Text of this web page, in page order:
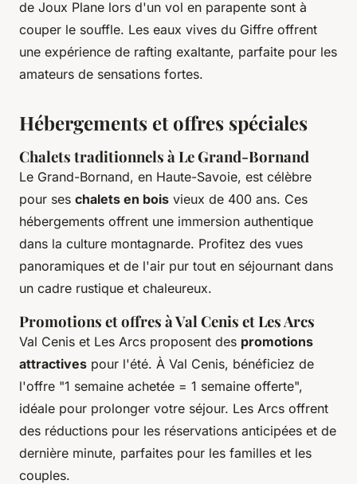
de Joux Plane lors d'un vol en parapente sont à
couper le souffle. Les eaux vives du Giffre offrent
une expérience de rafting exaltante, parfaite pour les
amateurs de sensations fortes.
Hébergements et offres spéciales
Chalets traditionnels à Le Grand-Bornand
Le Grand-Bornand, en Haute-Savoie, est célèbre
pour ses chalets en bois vieux de 400 ans. Ces
hébergements offrent une immersion authentique
dans la culture montagnarde. Profitez des vues
panoramiques et de l'air pur tout en séjournant dans
un cadre rustique et chaleureux.
Promotions et offres à Val Cenis et Les Arcs
Val Cenis et Les Arcs proposent des promotions
attractives pour l'été. À Val Cenis, bénéficiez de
l'offre "1 semaine achetée = 1 semaine offerte",
idéale pour prolonger votre séjour. Les Arcs offrent
des réductions pour les réservations anticipées et de
dernière minute, parfaites pour les familles et les
couples.